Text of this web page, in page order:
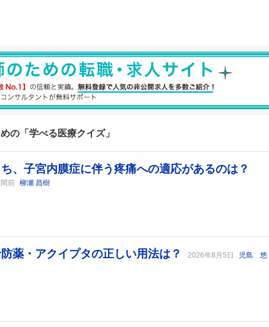
の「学べる医療クイズ」
、子宮内膜症に伴う疼痛への適応があるのは？
前 柳瀬 昌樹
薬・アクイプタの正しい用法は？ 2026年8月5日
児島 悠